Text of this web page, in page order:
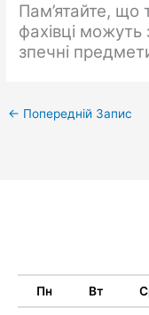
Пам’ятайте, що
фахівці
зпечні
← Попередній Запис
Пн Вт